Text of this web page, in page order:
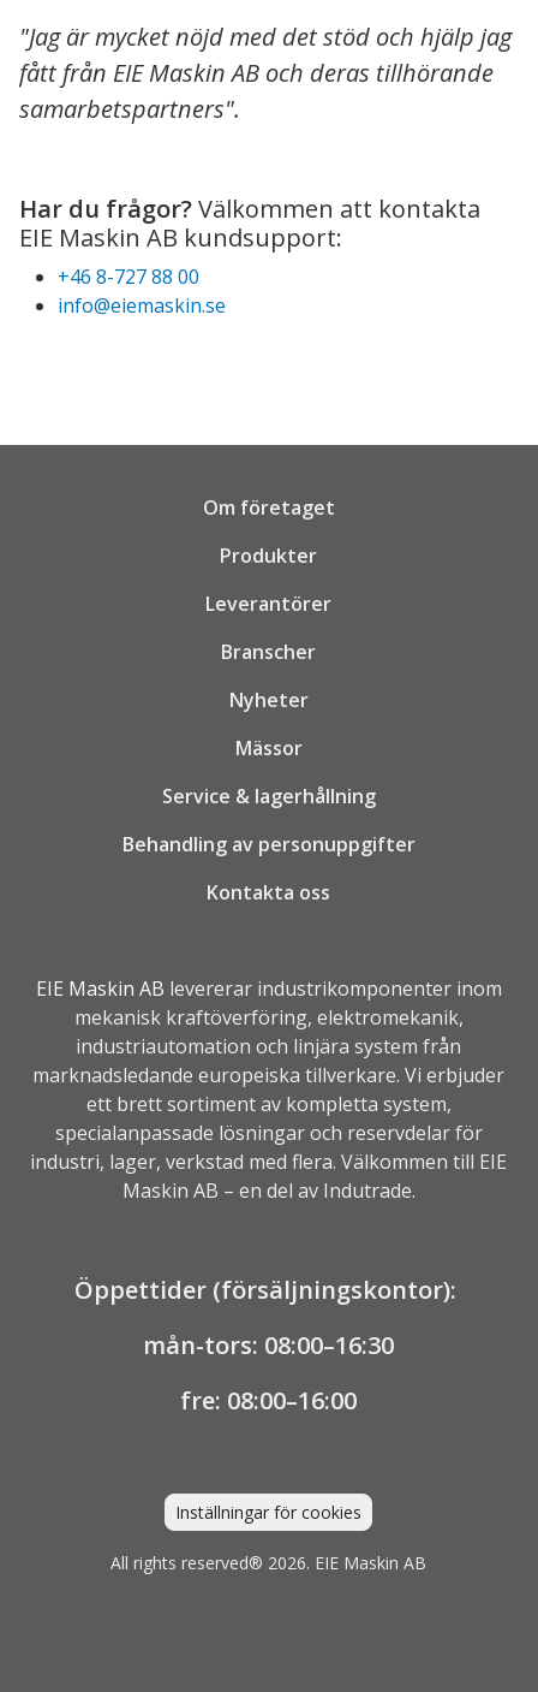
"Jag är mycket nöjd med det stöd och hjälp jag
fått från EIE Maskin AB och deras tillhörande
samarbetspartners".
Har du frågor?Välkommen att kontakta
EIE Maskin AB kundsupport:
+46 8-727 88 00
info@eiemaskin.se
Om företaget
Produkter
Leverantörer
Branscher
Nyheter
Mässor
Service & lagerhållning
Behandling av personuppgifter
Kontakta oss
EIE Maskin AB levererar industrikomponenter inom
mekanisk kraftöverföring, elektromekanik,
industriautomation och linjära system från
marknadsledande europeiska tillverkare. Vi erbjuder
ett brett sortiment av kompletta system,
specialanpassade lösningar och reservdelar för
industri, lager, verkstad med flera. Välkommen till EIE
Maskin AB – en del av Indutrade.
Öppettider (försäljningskontor):
mån-tors: 08:00–16:30
fre: 08:00–16:00
Inställningar för cookies
All rights reserved® 2026. EIE Maskin AB